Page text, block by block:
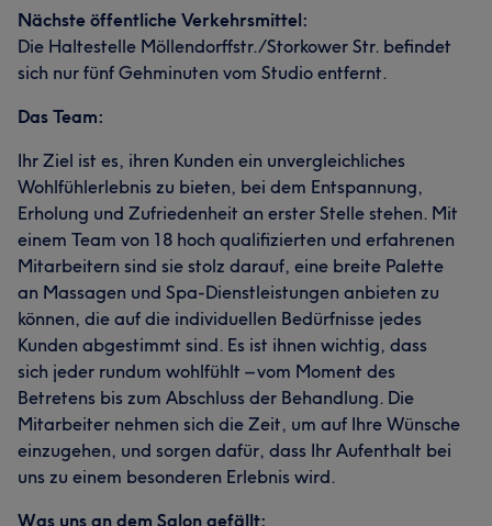
Nächste öffentliche Verkehrsmittel:
Die Haltestelle Möllendorffstr./Storkower Str. befindet
sich nur fünf Gehminuten vom Studio entfernt.
Das Team:
Ihr Ziel ist es, ihren Kunden ein unvergleichliches
Wohlfühlerlebnis zu bieten, bei dem Entspannung,
Erholung und Zufriedenheit an erster Stelle stehen. Mit
einem Team von 18 hoch qualifizierten und erfahrenen
Mitarbeitern sind sie stolz darauf, eine breite Palette
an Massagen und Spa-Dienstleistungen anbieten zu
können, die auf die individuellen Bedürfnisse jedes
Kunden abgestimmt sind. Es ist ihnen wichtig, dass
sich jeder rundum wohlfühlt – vom Moment des
Betretens bis zum Abschluss der Behandlung. Die
Mitarbeiter nehmen sich die Zeit, um auf Ihre Wünsche
einzugehen, und sorgen dafür, dass Ihr Aufenthalt bei
uns zu einem besonderen Erlebnis wird.
Was uns an dem Salon gefällt: